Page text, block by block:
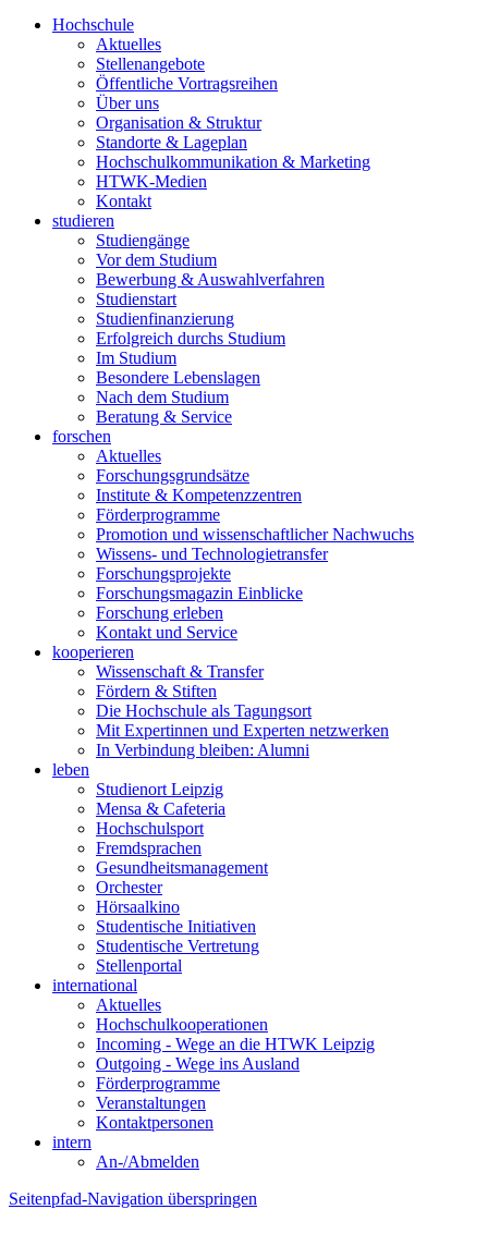
Hochschule
Aktuelles
Stellenangebote
Öffentliche Vortragsreihen
Über uns
Organisation & Struktur
Standorte & Lageplan
Hochschulkommunikation & Marketing
HTWK-Medien
Kontakt
studieren
Studiengänge
Vor dem Studium
Bewerbung & Auswahlverfahren
Studienstart
Studienfinanzierung
Erfolgreich durchs Studium
Im Studium
Besondere Lebenslagen
Nach dem Studium
Beratung & Service
forschen
Aktuelles
Forschungsgrundsätze
Institute & Kompetenzzentren
Förderprogramme
Promotion und wissenschaftlicher Nachwuchs
Wissens- und Technologietransfer
Forschungsprojekte
Forschungsmagazin Einblicke
Forschung erleben
Kontakt und Service
kooperieren
Wissenschaft & Transfer
Fördern & Stiften
Die Hochschule als Tagungsort
Mit Expertinnen und Experten netzwerken
In Verbindung bleiben: Alumni
leben
Studienort Leipzig
Mensa & Cafeteria
Hochschulsport
Fremdsprachen
Gesundheitsmanagement
Orchester
Hörsaalkino
Studentische Initiativen
Studentische Vertretung
Stellenportal
international
Aktuelles
Hochschulkooperationen
Incoming - Wege an die HTWK Leipzig
Outgoing - Wege ins Ausland
Förderprogramme
Veranstaltungen
Kontaktpersonen
intern
An-/Abmelden
Seitenpfad-Navigation überspringen